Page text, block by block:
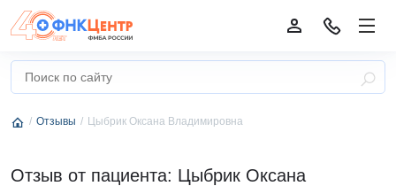
Отзывы Цыбрик Оксана Владимировна
Отзыв от пациента: Цыбрик Оксана